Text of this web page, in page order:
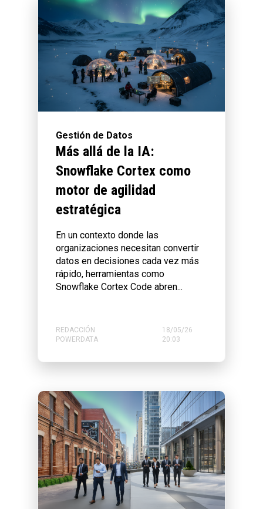
Gestión de Datos
Más allá de la IA:
Snowflake Cortex como
motor de agilidad
estratégica
En un contexto donde las
organizaciones necesitan convertir
datos en decisiones cada vez más
rápido, herramientas como
Snowflake Cortex Code abren...
REDACCIÓN
POWERDATA
18/05/26
20:03